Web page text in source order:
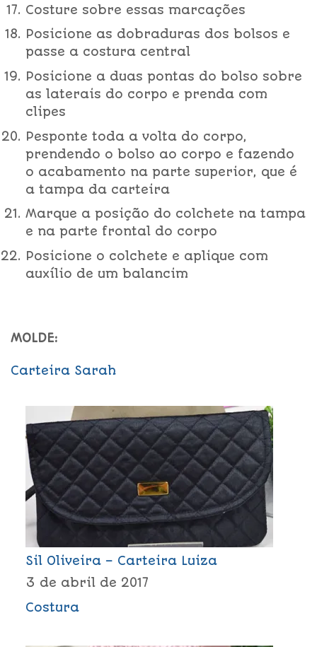
Costure sobre essas marcações
Posicione as dobraduras dos bolsos e
passe a costura central
Posicione a duas pontas do bolso sobre
as laterais do corpo e prenda com
clipes
Pesponte toda a volta do corpo,
prendendo o bolso ao corpo e fazendo
o acabamento na parte superior, que é
a tampa da carteira
Marque a posição do colchete na tampa
e na parte frontal do corpo
Posicione o colchete e aplique com
auxílio de um balancim
MOLDE:
Carteira Sarah
Sil Oliveira – Carteira Luiza
3 de abril de 2017
Costura